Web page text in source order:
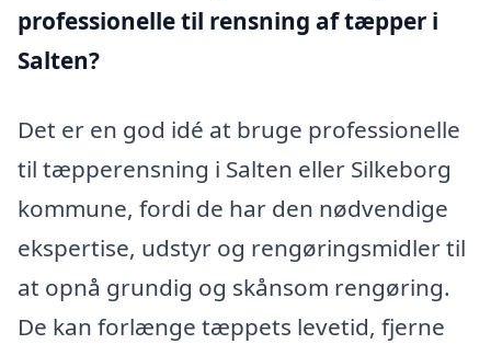
professionelle til rensning af tæpper i
Salten?
Det er en god idé at bruge professionelle
til tæpperensning i Salten eller Silkeborg
kommune, fordi de har den nødvendige
ekspertise, udstyr og rengøringsmidler til
at opnå grundig og skånsom rengøring.
De kan forlænge tæppets levetid, fjerne